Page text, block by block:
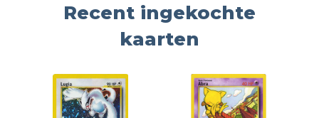
Recent ingekochte
kaarten